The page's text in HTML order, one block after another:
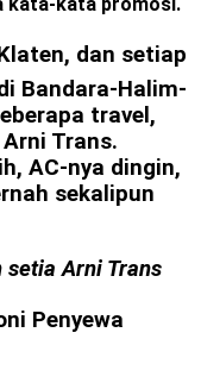
dan setiap
Bandara-Halim-
travel,
Trans.
AC-nya dingin,
sekalipun
setia Arni Trans
Penyewa